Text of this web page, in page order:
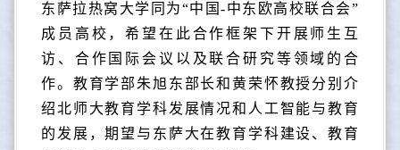
东萨拉热窝大学同为“中国-中东欧高校联合会”
成员高校，希望在此合作框架下开展师生互
访、合作国际会议以及联合研究等领域的合
作。教育学部朱旭东部长和黄荣怀教授分别介
绍北师大教育学科发展情况和人工智能与教育
的发展，期望与东萨大在教育学科建设、教育